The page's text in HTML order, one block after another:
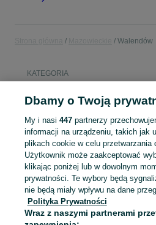
Walendów
KATEGORIA
Popularne
piła ukosowa
Mapa kategorii
Mapa miejscowości
Mapa ministron
Dbamy o Twoją
My i nasi 447partnerzy
informacji na urządzeniu, takich jak
plikach cookie w celu przetwarzania
Użytkownik może zaakceptować
klikając poniżej lub w dowolnym
prywatności. Te wybory będą
nie będą miały wpływu na dane
Polityka Prywatności
Wraz z naszymi partnerami